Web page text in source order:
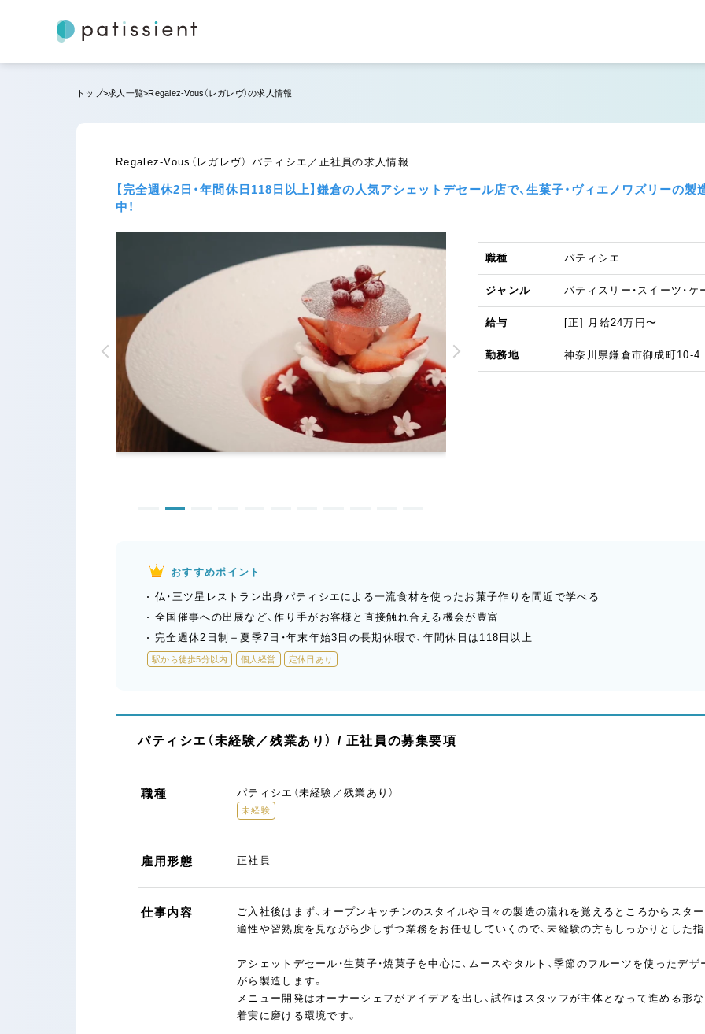
トップ 求人一覧 Regalez-Vous（レガレヴ）の求人情報
Regalez-Vous（レガレヴ） パティシエ／正社員の求人情報
【完全週休2日・年間休日118日以上】鎌倉の人気アシェットデセール店で、生菓子・ヴィエノワズリーの
中！
職種 パティシエ
ジャンル パティスリー・スイーツ・
給与 [正] 月給24万円〜
勤務地 神奈川県鎌倉市御成町10-4
おすすめポイント
仏・三ツ星レストラン出身パティシエによる一流食材を使ったお菓子作りを間近で学べる
全国催事への出展など、作り手がお客様と直接触れ合える機会が豊富
完全週休2日制＋夏季7日・年末年始3日の長期休暇で、年間休日は118日以上
駅から徒歩5分以内 個人経営 定休日あり
パティシエ（未経験／残業あり） / 正社員の募集要項
職種 パティシエ（未経験／残業あり）
未経験
雇用形態 正社員
仕事内容
ご入社後はまず、オープンキッチンのスタイルや日々の製造の流れを覚えるところからスター
適性や習熟度を見ながら少しずつ業務をお任せしていくので、未経験の方もしっかりとした
アシェットデセール・生菓子・焼菓子を中心に、ムースやタルト、季節のフルーツを使ったデ
がら製造します。
メニュー開発はオーナーシェフがアイデアを出し、試作はスタッフが主体となって進める形
着実に磨ける環境です。